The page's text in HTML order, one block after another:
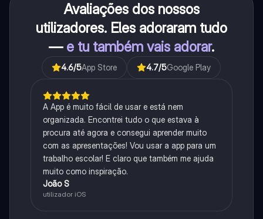
Avaliações dos nossos
utilizadores. Eles adoraram tudo
— e tu também vais adorar.
4.6/5App Store 4.7/5Google Play
A App é muito fácil de usar e está nem
organizada. Encontrei tudo o que estava à
procura até agora e consegui aprender muito
com as apresentações! Vou usar a app para um
trabalho escolar! E claro que também me ajuda
muito como inspiração.
João S
utilizador iOS